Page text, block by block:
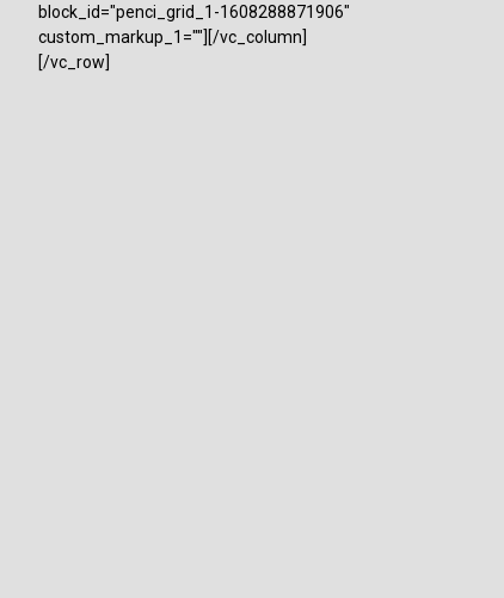
block_id="penci_grid_1-1608288871906"
custom_markup_1=""][/vc_column]
[/vc_row]